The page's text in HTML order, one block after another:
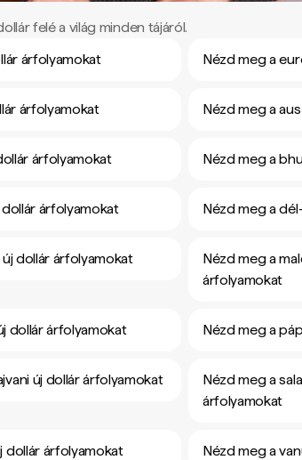
felé a világ minden tájáról.
árfolyamokat
Nézd meg a
árfolyamokat Nézd meg a
árfolyamokat Nézd meg a
árfolyamokat Nézd meg a
dollár árfolyamokat
Nézd meg a
árfolyamokat
dollár árfolyamokat Nézd meg a
új dollár árfolyamokat
Nézd meg a
árfolyamokat
dollár árfolyamokat Nézd meg a